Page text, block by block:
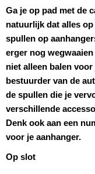
Ga je op pad met de
natuurlijk dat alles
spullen op
erger nog
niet alleen balen
bestuurder van de
de spullen die je
verschillende
Denk ook aan een
voor je aanhanger.
Op slot